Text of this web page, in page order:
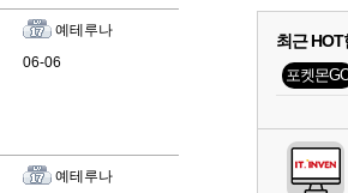
예테루나
06-06
예테루나
최근
포켓몬